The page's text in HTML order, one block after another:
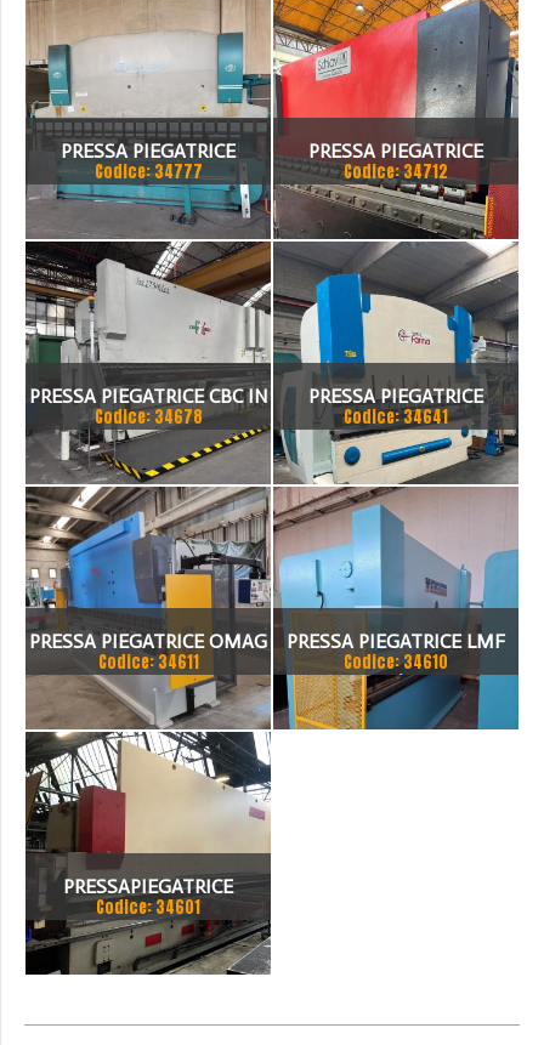
PRESSA PIEGATRICE
VIMERCATI 80X4175
Codice: 34777
PRESSA PIEGATRICE
SCHIAVI 6 ASSI 3000 X 100
TON
Codice: 34712
PRESSA PIEGATRICE CBC IN
TANDEM
Codice: 34678
PRESSA PIEGATRICE
FARINA 3000 X 130 TON
Codice: 34641
PRESSA PIEGATRICE OMAG
EPB 10036100 TON X 4MT
Codice: 34611
PRESSA PIEGATRICE LMF
100 TON. / 4100MM
Codice: 34610
PRESSAPIEGATRICE
BEYELER DEL 2002 A CNC
7.200 MM X 200 TON
Codice: 34601